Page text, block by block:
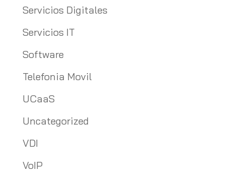
Servicios Digitales
Servicios IT
Software
Telefonia Movil
UCaaS
Uncategorized
VDI
VoIP